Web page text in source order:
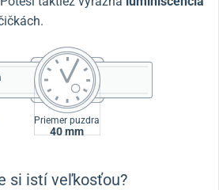
Priemer puzdra
40 mm
si istí veľkosťou?